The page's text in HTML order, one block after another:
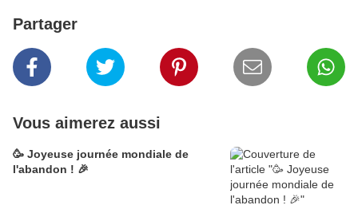
Partager
Vous aimerez aussi
🥳 Joyeuse journée mondiale de
l'abandon ! 🎉